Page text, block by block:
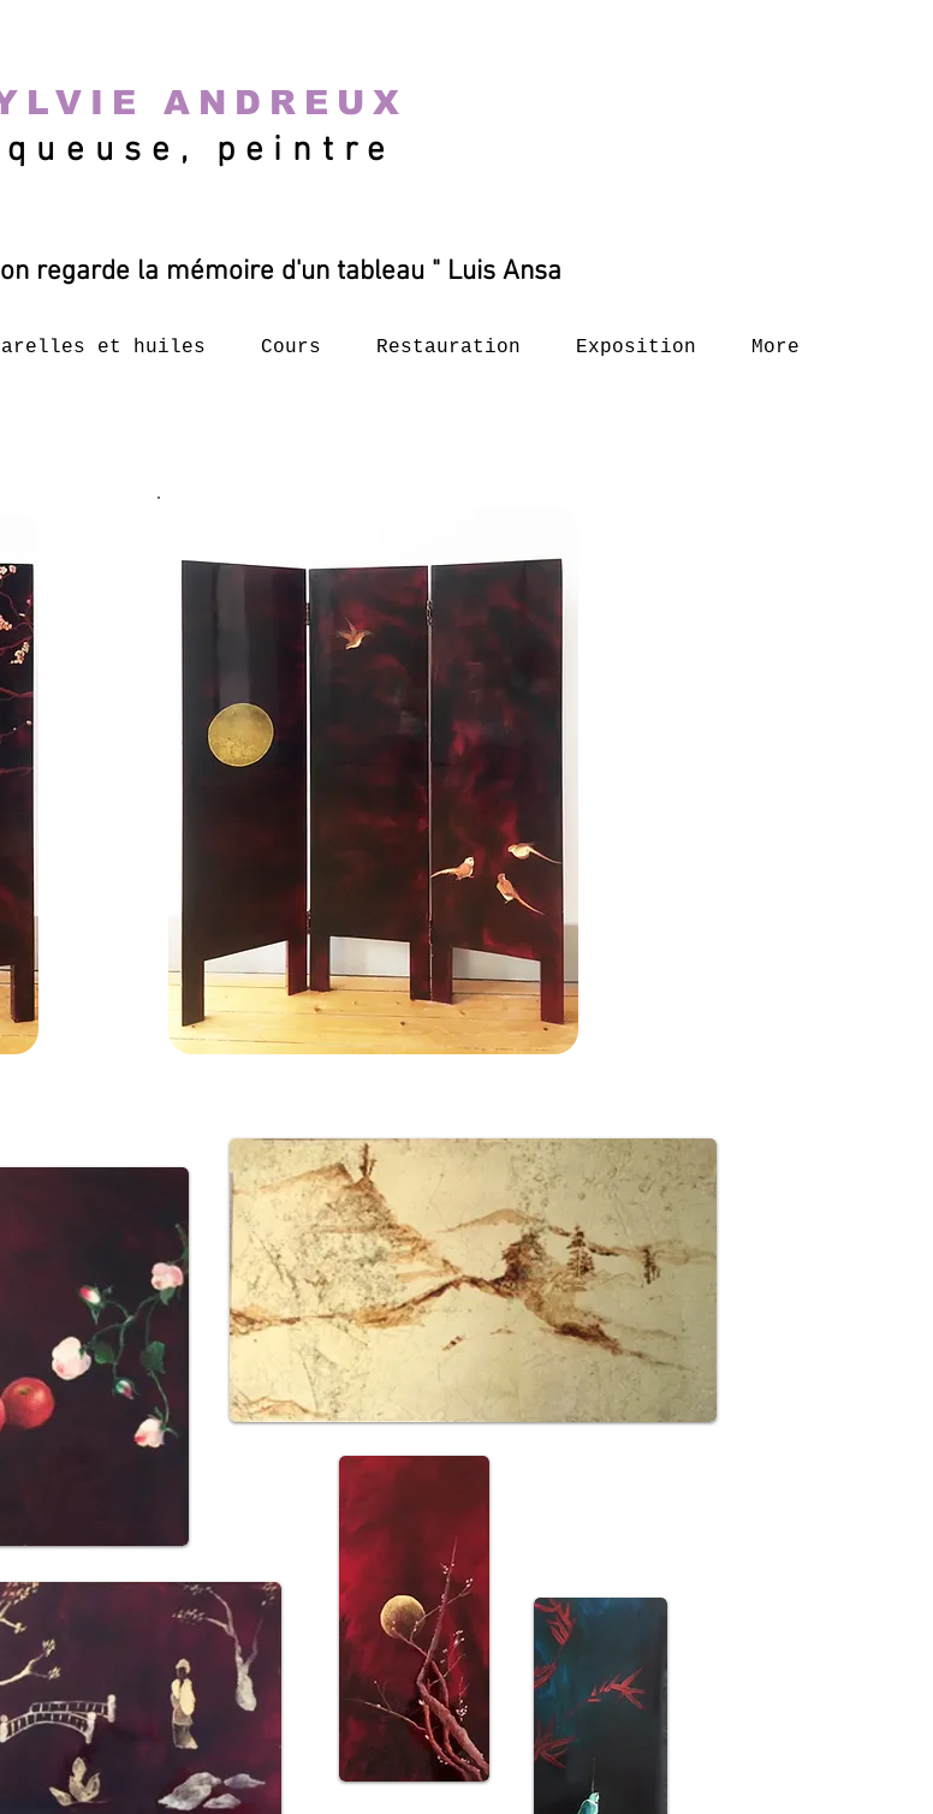
ANDREUX
peintre
regarde la mémoire d'un tableau " Luis Ansa
et huiles Cours Restauration Exposition More